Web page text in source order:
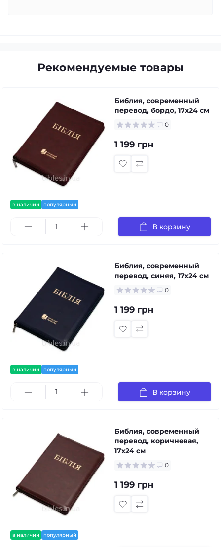
Рекомендуемые товары
в наличии популярный
Библия, современный
перевод, бордо, 17x24 см
0
1 199 грн
В корзину
в наличии популярный
Библия, современный
перевод, синяя, 17x24 см
0
1 199 грн
В корзину
в наличии популярный
Библия, современный
перевод, коричневая,
17x24 см
0
1 199 грн